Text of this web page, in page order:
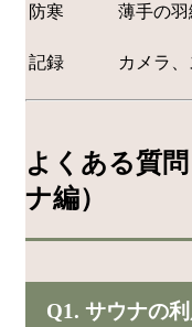
防寒 薄手の羽
記録 カメラ
よくある質
ナ編）
Q1. サウナの